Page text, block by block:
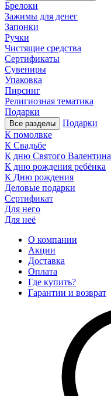
Брелоки
Зажимы для денег
Запонки
Ручки
Чистящие средства
Сертификаты
Сувениры
Упаковка
Пирсинг
Религиозная тематика
Подарки
Все разделы
Подарки
К помолвке
К Свадьбе
К дню Святого Валентина
К дню рождения ребёнка
К Дню рождения
Деловые подарки
Сертификат
Для него
Для неё
О компании
Акции
Доставка
Оплата
Где купить?
Гарантии и возврат